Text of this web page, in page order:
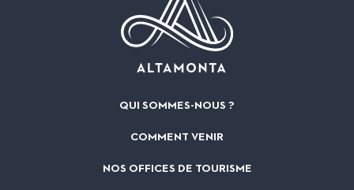
QUI SOMMES-NOUS ?
COMMENT VENIR
NOS OFFICES DE TOURISME